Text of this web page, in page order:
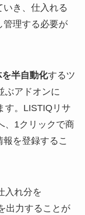
いき、仕入れる
管理する必要が
半自動化するツ
ぶアドオンに
す。LISTIQリサ
、1クリックで商
を登録するこ
入れ分を
出力することが